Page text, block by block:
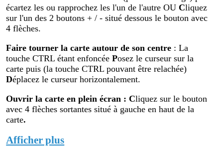
écartez les ou rapprochez les l'un de l'autre OUCliquez
sur l'un des 2 boutons + / - situé dessous le bouton avec
4 flèches.
Faire tourner la carte autour de son centre : La
touche CTRL étant enfoncéePosez le curseur sur la
carte puis (la touche CTRL pouvant être relachée)
Déplacez le curseur horizontalement.
Ouvrir la carte en plein écran :Cliquez sur le bouton
avec 4 flèches sortantes situé à gauche en haut de la
carte.
Afficher plus